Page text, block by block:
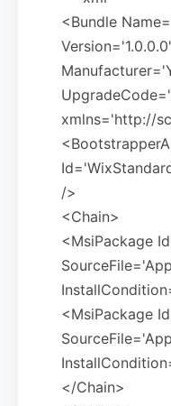
<Bundle
Version='1.0.0.0'
xmlns='http://
/>
<Chain>
<MsiPackage
<MsiPackage
</Chain>